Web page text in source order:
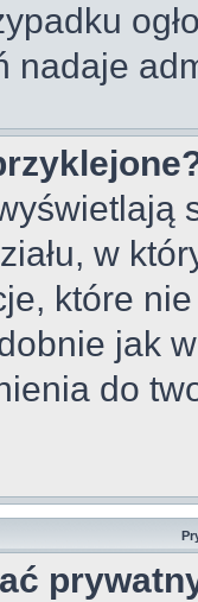
nadaje
w
które
jak
do